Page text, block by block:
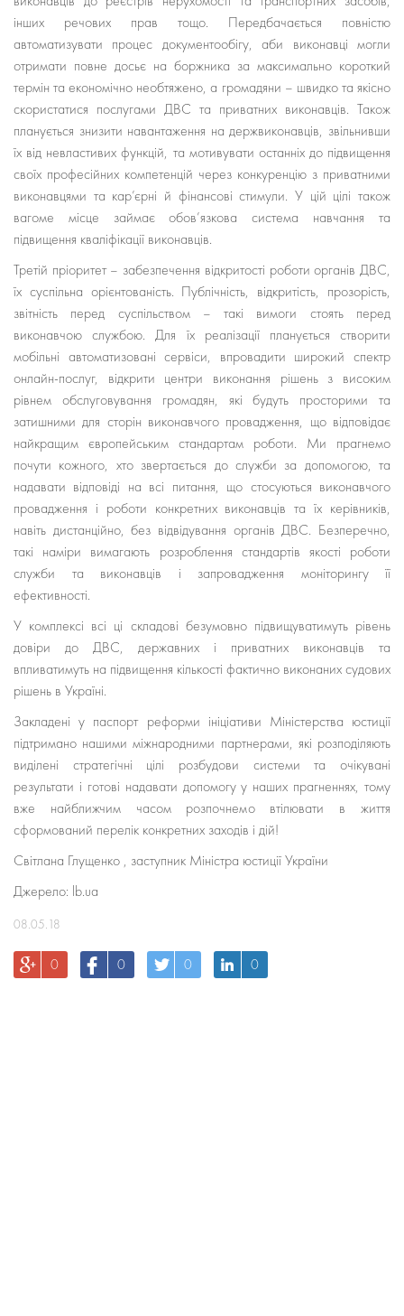
інших речових прав тощо. Передбачається повністю
автоматизувати процес документообігу, аби виконавці могли
отримати повне досьє на боржника за максимально короткий
термін та економічно необтяжено, а громадяни – швидко та якісно
скористатися послугами ДВС та приватних виконавців. Також
планується знизити навантаження на держвиконавців, звільнивши
їх від невластивих функцій, та мотивувати останніх до підвищення
своїх професійних компетенцій через конкуренцію з приватними
виконавцями та кар’єрні й фінансові стимули. У цій цілі також
вагоме місце займає обов’язкова система навчання та
підвищення кваліфікації виконавців.
Третій пріоритет – забезпечення відкритості роботи органів ДВС,
їх суспільна орієнтованість. Публічність, відкритість, прозорість,
звітність перед суспільством – такі вимоги стоять перед
виконавчою службою. Для їх реалізації планується створити
мобільні автоматизовані сервіси, впровадити широкий спектр
онлайн-послуг, відкрити центри виконання рішень з високим
рівнем обслуговування громадян, які будуть просторими та
затишними для сторін виконавчого провадження, що відповідає
найкращим європейським стандартам роботи. Ми прагнемо
почути кожного, хто звертається до служби за допомогою, та
надавати відповіді на всі питання, що стосуються виконавчого
провадження і роботи конкретних виконавців та їх керівників,
навіть дистанційно, без відвідування органів ДВС. Безперечно,
такі наміри вимагають розроблення стандартів якості роботи
служби та виконавців і запровадження моніторингу її
ефективності.
У комплексі всі ці складові безумовно підвищуватимуть рівень
довіри до ДВС, державних і приватних виконавців та
впливатимуть на підвищення кількості фактично виконаних судових
рішень в Україні.
Закладені у паспорт реформи ініціативи Міністерства юстиції
підтримано нашими міжнародними партнерами, які розподіляють
виділені стратегічні цілі розбудови системи та очікувані
результати і готові надавати допомогу у наших прагненнях, тому
вже найближчим часом розпочнемо втілювати в життя
сформований перелік конкретних заходів і дій!
Світлана Глущенко , заступник Міністра юстиції України
Джерело: lb.ua
08.05.18
0 0 0 0